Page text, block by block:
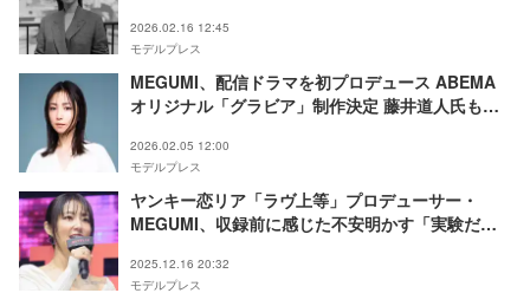
2026.02.16 12:45
モデルプレス
MEGUMI、配信ドラマを初プロデュース ABEMA
オリジナル「グラビア」制作決定 藤井道人氏も参
2026.02.05 12:00
モデルプレス
ヤンキー恋リア「ラヴ上等」プロデューサー・
MEGUMI、収録前に感じた不安明かす「実験だっ
2025.12.16 20:32
モデルプレス